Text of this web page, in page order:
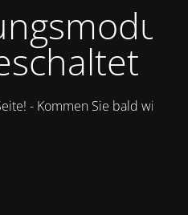
- Kommen Sie bald wieder.